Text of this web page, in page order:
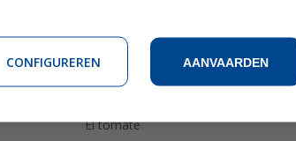
La lechuga
El guisante
El pimiento
La patata
El tomate
CONFIGUREREN AANVAARDEN